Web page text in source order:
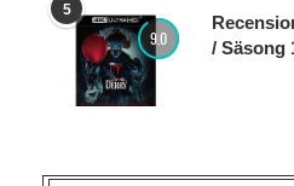
5
9.0
/ Säsong